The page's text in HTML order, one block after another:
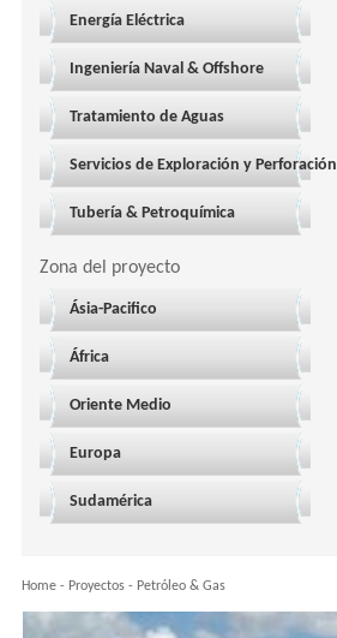
Energía Eléctrica
Ingeniería Naval & Offshore
Tratamiento de Aguas
Servicios de Exploración y Perforación
Tubería & Petroquímica
Zona del proyecto
Ásia-Pacifico
África
Oriente Medio
Europa
Sudamérica
Home- Proyectos- Petróleo & Gas